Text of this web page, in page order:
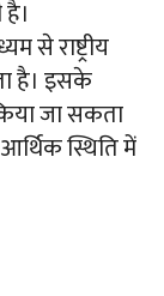
से राष्ट्रीय
है। इसके
जा सकता
स्थिति में